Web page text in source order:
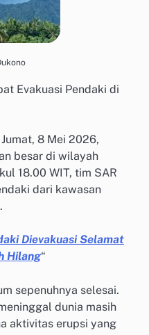
Evakuasi Pendaki di
8 Mei 2026,
besar di wilayah
18.00 WIT, tim SAR
dari kawasan
Dievakuasi Selamat
Hilang“
sepenuhnya selesai.
dunia masih
aktivitas erupsi yang